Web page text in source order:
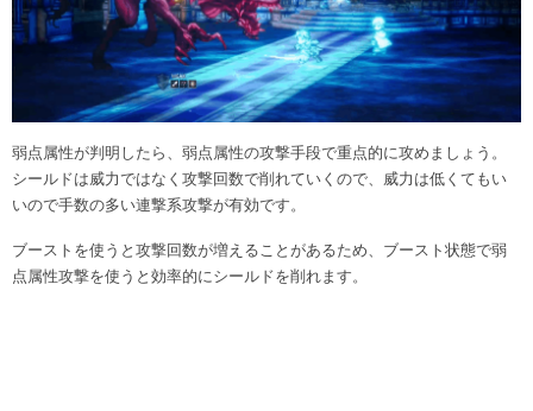
弱点属性が判明したら、弱点属性の攻撃手段で重点的に攻めましょう。
シールドは威力ではなく攻撃回数で削れていくので、威力は低くてもい
いので手数の多い連撃系攻撃が有効です。
ブーストを使うと攻撃回数が増えることがあるため、ブースト状態で弱
点属性攻撃を使うと効率的にシールドを削れます。